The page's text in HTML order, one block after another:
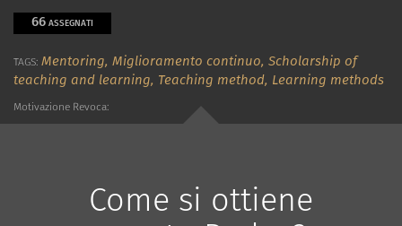
66 ASSEGNATI
TAGS: Mentoring, Miglioramento continuo, Scholarship of
teaching and learning, Teaching method, Learning methods
Motivazione Revoca:
Come si ottiene